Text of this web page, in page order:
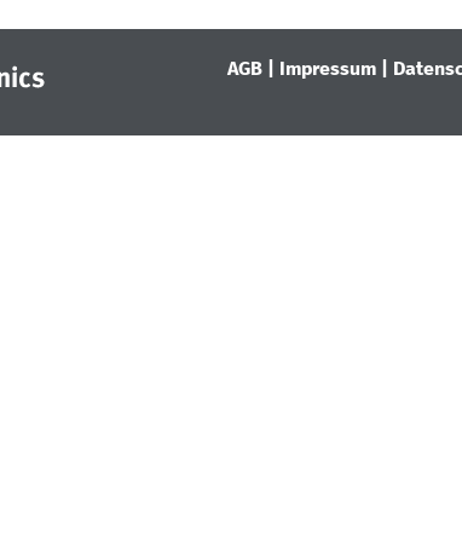
AGB| Impressum|